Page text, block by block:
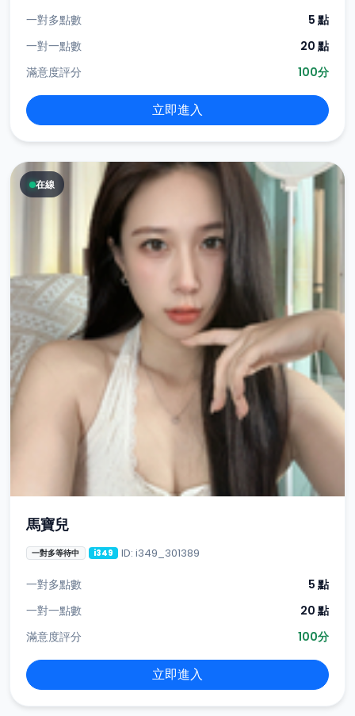
一對多點數
5 點
一對一點數
20 點
滿意度評分
100分
立即進入
在線
馬寶兒
一對多等待中 i349 ID: i349_301389
一對多點數
5 點
一對一點數
20 點
滿意度評分
100分
立即進入